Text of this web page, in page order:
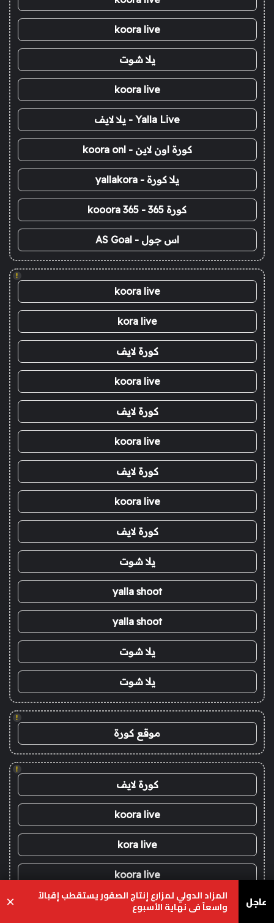
koora live
يلا شوت
koora live
Yalla Live - يلا لايف
كورة اون لاين - koora onl
يلا كورة - yallakora
كورة 365 - kooora 365
اس جول - AS Goal
!
koora live
kora live
كورة لايف
koora live
كورة لايف
koora live
كورة لايف
koora live
كورة لايف
يلا شوت
yalla shoot
yalla shoot
يلا شوت
يلا شوت
!
موقع كورة
!
كورة لايف
koora live
kora live
koora live
koora live عاجل المزاد الدولي لمزارع إنتاج الصقور يستقطب إقبالاً
واسعاً في نهاية الأسبوع ×